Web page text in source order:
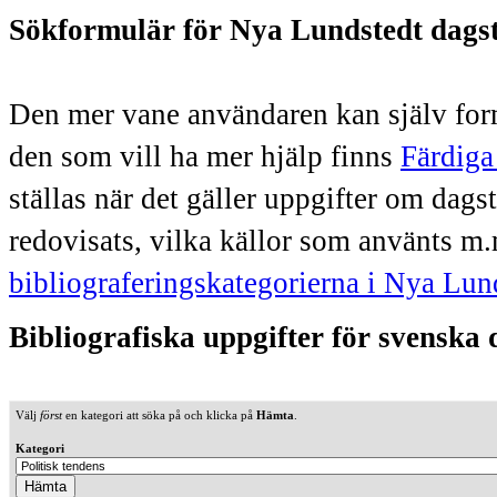
Sökformulär för Nya Lundstedt
Den mer vane användaren kan själv
den som vill ha mer hjälp finns
ställas när det gäller uppgifter om
redovisats, vilka källor som använts
bibliograferingskategorierna i Nya
Bibliografiska uppgifter för svenska
Välj försten kategori att söka på och klicka på Hämta
Kategori